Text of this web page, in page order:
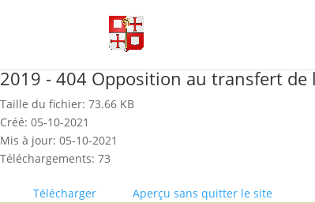
2019 - 404 Opposition au transfert de
Taille du fichier: 73.66 KB
Créé: 05-10-2021
Mis à jour: 05-10-2021
Téléchargements: 73
Télécharger Aperçu sans quitter le site